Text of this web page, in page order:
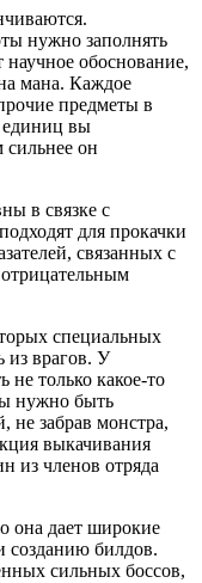
нужно заполнять
обоснование,
мана. Каждое
предметы в
единиц вы
он
в связке с
для прокачки
связанных с
специальных
из врагов. У
не только какое-то
нужно быть
не забрав монстра,
выкачивания
из членов отряда
она дает широкие
созданию билдов.
сильных боссов,